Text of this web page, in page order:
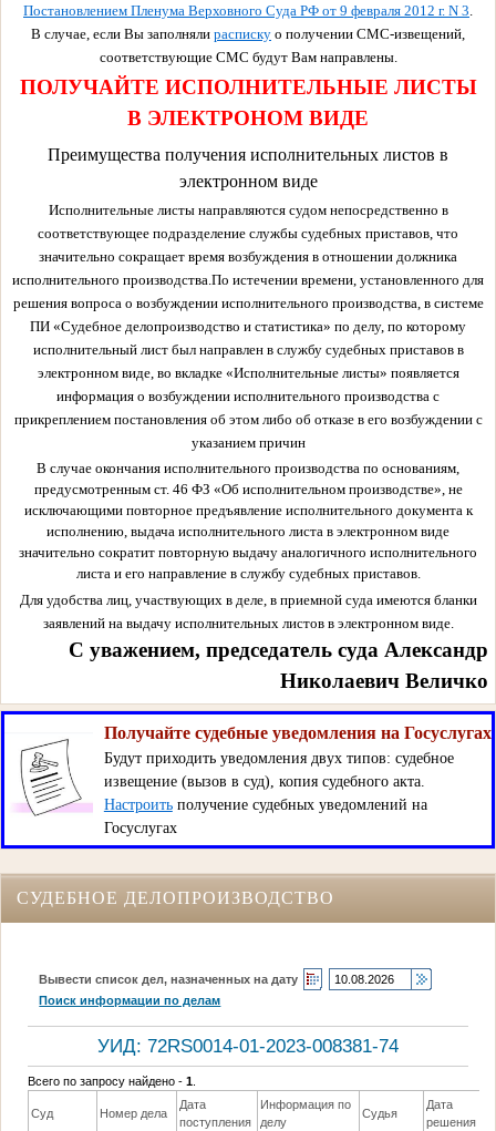
Постановлением Пленума Верховного Суда РФ от 9 февраля 2012 г. N 3
В случае, если Вы заполняли расписку о получении СМС-извещений,
соответствующие СМС будут Вам направлены.
ПОЛУЧАЙТЕ ИСПОЛНИТЕЛЬНЫЕ ЛИСТЫ
В ЭЛЕКТРОНОМ ВИДЕ
Преимущества получения исполнительных листов в
электронном виде
Исполнительные листы направляются судом непосредственно в
соответствующее подразделение службы судебных приставов, что
значительно сокращает время возбуждения в отношении должника
исполнительного производства.По истечении времени, установленного для
решения вопроса о возбуждении исполнительного производства, в системе
ПИ «Судебное делопроизводство и статистика» по делу, по которому
исполнительный лист был направлен в службу судебных приставов в
электронном виде, во вкладке «Исполнительные листы» появляется
информация о возбуждении исполнительного производства с
прикреплением постановления об этом либо об отказе в его возбуждении с
указанием причин
В случае окончания исполнительного производства по основаниям,
предусмотренным ст. 46 ФЗ «Об исполнительном производстве», не
исключающими повторное предъявление исполнительного документа к
исполнению, выдача исполнительного листа в электронном виде
значительно сократит повторную выдачу аналогичного исполнительного
листа и его направление в службу судебных приставов.
Для удобства лиц, участвующих в деле, в приемной суда имеются бланки
заявлений на выдачу исполнительных листов в электронном виде.
С уважением, председатель суда Александр
Николаевич Величко
Получайте судебные уведомления на Госуслугах
Будут приходить уведомления двух типов: судебное
извещение (вызов в суд), копия судебного акта.
Настроитьполучение судебных уведомлений на
Госуслугах
СУДЕБНОЕ ДЕЛОПРОИЗВОДСТВО
Вывести список дел, назначенных на дату
Поиск информации по делам
УИД: 72RS0014-01-2023-008381-74
Всего по запросу найдено -1
Суд Номер дела
Дата
поступления
Информация по
делу
Судья
Дата
решения